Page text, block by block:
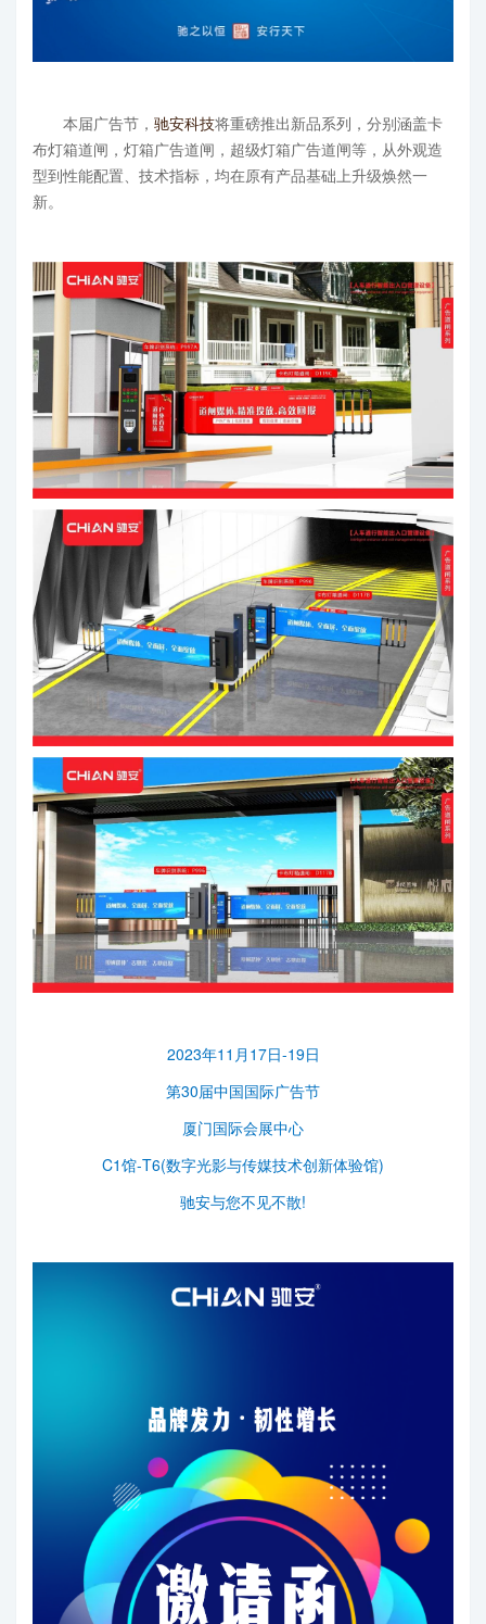
本届广告节， 驰安科技将重磅推出新品系列，分别涵盖卡
布灯箱道闸，灯箱广告道闸，超级灯箱广告道闸等，从外观造
型到性能配置、技术指标，均在原有产品基础上升级焕然一
新。
2023年11月17日-19日
第30届中国国际广告节
厦门国际会展中心
C1馆-T6(数字光影与传媒技术创新体验馆)
驰安与您不见不散!